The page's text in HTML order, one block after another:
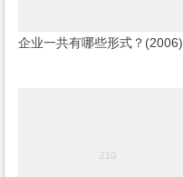
企业一共有哪些形式？(2006)